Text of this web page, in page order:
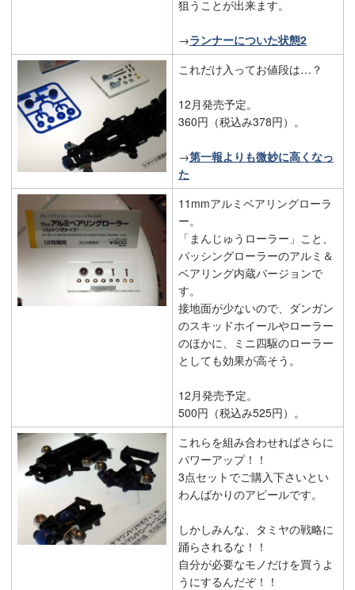
狙うことが出来ます。
→ランナーについた状態2
これだけ入ってお値段は…？
12月発売予定。
360円（税込み378円）。
→第一報よりも微妙に高くなっ
た
11mmアルミベアリングローラ
ー。
「まんじゅうローラー」こと、
パッシングローラーのアルミ＆
ベアリング内蔵バージョンで
す。
接地面が少ないので、ダンガン
のスキッドホイールやローラー
のほかに、ミニ四駆のローラー
としても効果が高そう。
12月発売予定。
500円（税込み525円）。
これらを組み合わせればさらに
パワーアップ！！
3点セットでご購入下さいとい
わんばかりのアピールです。
しかしみんな、タミヤの戦略に
踊らされるな！！
自分が必要なモノだけを買うよ
うにするんだぞ！！